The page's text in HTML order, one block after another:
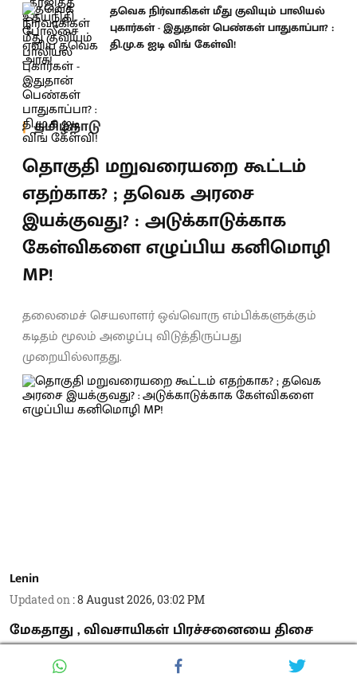
தவெக நிர்வாகிகள் மீது குவியும் பாலியல்
புகார்கள் - இதுதான் பெண்கள் பாதுகாப்பா? :
தி.மு.க ஐடி விங் கேள்வி!
தமிழ்நாடு
தொகுதி மறுவரையறை கூட்டம்
எதற்காக? ; தவெக அரசை
இயக்குவது? : அடுக்காடுக்காக
கேள்விகளை எழுப்பிய கனிமொழி
MP!
தலைமைச் செயலாளர் ஒவ்வொரு எம்பிக்களுக்கும்
கடிதம் மூலம் அழைப்பு விடுத்திருப்பது
முறையில்லாதது.
Lenin
Updated on :8 August 2026, 03:02 PM
மேகதாது , விவசாயிகள் பிரச்சனையை திசை
திருப்பவே த.வெ.க அரசு எம்பிக்கள் கூட்டத்தை
கூட்டியுள்ளது என தி.மு.க துணை பொதுச்